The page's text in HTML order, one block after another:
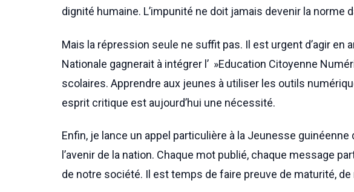
dignité humaine. L’impunité ne doit jamais devenir la norme
Mais la répression seule ne suffit pas. Il est urgent d’agir en
Nationale gagnerait à intégrer l’ »Education Citoyenne
scolaires. Apprendre aux jeunes à utiliser les outils
esprit critique est aujourd’hui une nécessité.
Enfin, je lance un appel particulière à la Jeunesse
l’avenir de la nation. Chaque mot publié, chaque message
de notre société. Il est temps de faire preuve de maturité,